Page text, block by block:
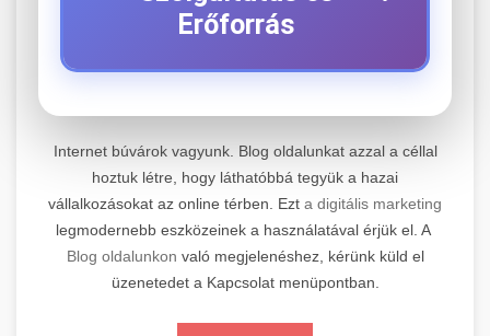
Erőforrás
+
Professzionális elektromos roller javítási és
karbantartási szolgáltatások. Szakértő
technikusaink minőségi szervízt nyújtanak
minden jelentős márkához és modellhez.
Szervizközpont Látogatása
📊 2. Online Marketing
Ügynökség
+
Átfogó online marketing szolgáltatások,
beleértve a SEO-t, közösségi média kezelést és
Internet búvárok vagyunk. Blog oldalunkat azzal a céllal
hoztuk létre, hogy láthatóbbá tegyük a hazai
vállalkozásokat az online térben. Ezt a digitális marketing
legmodernebb eszközeinek a használatával érjük el. A
Blog oldalunkon való megjelenéshez, kérünk küld el
üzenetedet a Kapcsolat menüpontban.